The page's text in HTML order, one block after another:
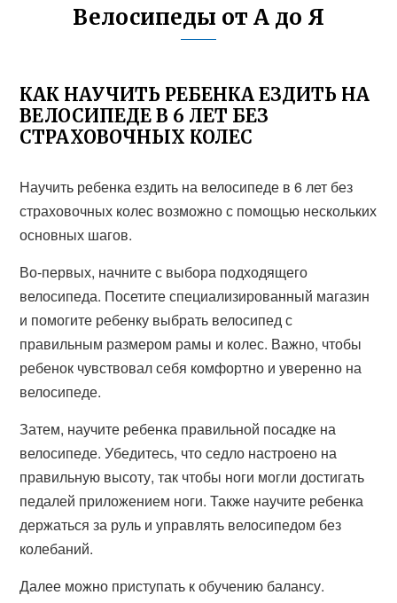
Велосипеды от А до Я
КАК НАУЧИТЬ РЕБЕНКА ЕЗДИТЬ НА
ВЕЛОСИПЕДЕ В 6 ЛЕТ БЕЗ
СТРАХОВОЧНЫХ КОЛЕС
Научить ребенка ездить на велосипеде в 6 лет без
страховочных колес возможно с помощью нескольких
основных шагов.
Во-первых, начните с выбора подходящего
велосипеда. Посетите специализированный магазин
и помогите ребенку выбрать велосипед с
правильным размером рамы и колес. Важно, чтобы
ребенок чувствовал себя комфортно и уверенно на
велосипеде.
Затем, научите ребенка правильной посадке на
велосипеде. Убедитесь, что седло настроено на
правильную высоту, так чтобы ноги могли достигать
педалей приложением ноги. Также научите ребенка
держаться за руль и управлять велосипедом без
колебаний.
Далее можно приступать к обучению балансу.